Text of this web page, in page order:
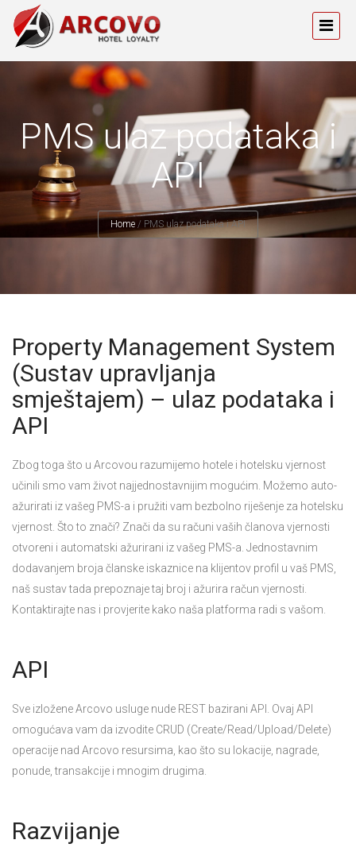
PMS ulaz podataka i
API
Home / PMS ulaz podataka i API
Property Management System
(Sustav upravljanja
smještajem) – ulaz podataka i
API
Zbog toga što u Arcovou razumijemo hotele i hotelsku vjernost
učinili smo vam život najjednostavnijim mogućim. Možemo auto-
ažurirati iz vašeg PMS-a i pružiti vam bezbolno riješenje za hotelsku
vjernost. Što to znači? Znači da su računi vaših članova vjernosti
otvoreni i automatski ažurirani iz vašeg PMS-a. Jednostavnim
dodavanjem broja članske iskaznice na klijentov profil u vaš PMS,
naš sustav tada prepoznaje taj broj i ažurira račun vjernosti.
Kontaktirajte nas i provjerite kako naša platforma radi s vašom.
API
Sve izložene Arcovo usluge nude REST bazirani API. Ovaj API
omogućava vam da izvodite CRUD (Create/Read/Upload/Delete)
operacije nad Arcovo resursima, kao što su lokacije, nagrade,
ponude, transakcije i mnogim drugima.
Razvijanje